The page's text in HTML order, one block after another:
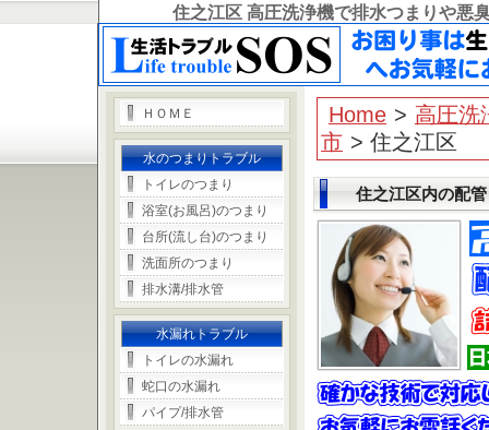
住之江区 高圧洗浄機で排水つまりや悪
Home > 高圧洗
市 > 住之江区
住之江区内の配
ＨＯＭＥ
水のつまりトラブル
トイレのつまり
浴室(お風呂)のつまり
台所(流し台)のつまり
洗面所のつまり
排水溝/排水管
水漏れトラブル
トイレの水漏れ
蛇口の水漏れ
パイプ/排水管